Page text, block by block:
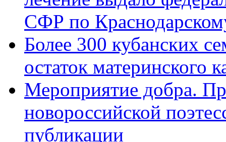
СФР по
Более 300 кубанских
остаток материнского
Мероприятие добра.
новороссийской
публикации